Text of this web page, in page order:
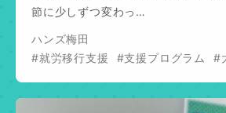
節に少しずつ変わっ…
ハンズ梅田
#就労移行支援
#支援プログラム #